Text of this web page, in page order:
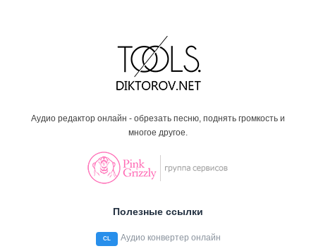
Аудио редактор онлайн - обрезать песню, поднять громкость и
многое другое.
Полезные ссылки
CL Аудио конвертер онлайн